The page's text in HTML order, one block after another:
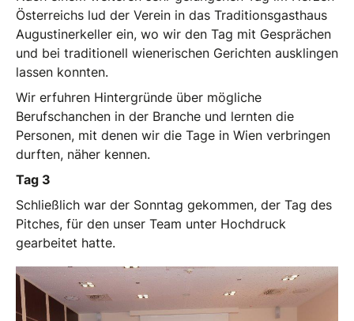
Österreichs lud der Verein in das Traditionsgasthaus
Augustinerkeller ein, wo wir den Tag mit Gesprächen
und bei traditionell wienerischen Gerichten ausklingen
lassen konnten.
Wir erfuhren Hintergründe über mögliche
Berufschanchen in der Branche und lernten die
Personen, mit denen wir die Tage in Wien verbringen
durften, näher kennen.
Tag 3
Schließlich war der Sonntag gekommen, der Tag des
Pitches, für den unser Team unter Hochdruck
gearbeitet hatte.